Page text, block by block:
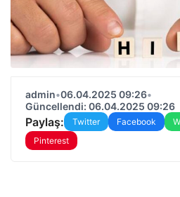
admin•06.04.2025 09:26•
Güncellendi: 06.04.2025 09:26
Paylaş: Twitter Facebook
Pinterest